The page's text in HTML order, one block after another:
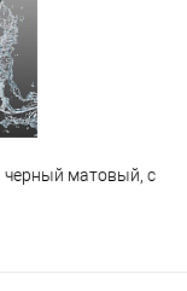
черный матовый, с